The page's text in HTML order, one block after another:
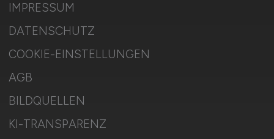
IMPRESSUM
DATENSCHUTZ
COOKIE-EINSTELLUNGEN
AGB
BILDQUELLEN
KI-TRANSPARENZ